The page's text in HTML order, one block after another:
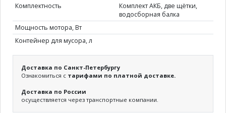
Комплектность
Комплект АКБ, две щётки,
водосборная балка
Мощность мотора, Вт
Контейнер для мусора, л
Доставка по Санкт-Петербургу
Ознакомиться с тарифами по платной доставке.
Доставка по России
осуществляется через транспортные компании.